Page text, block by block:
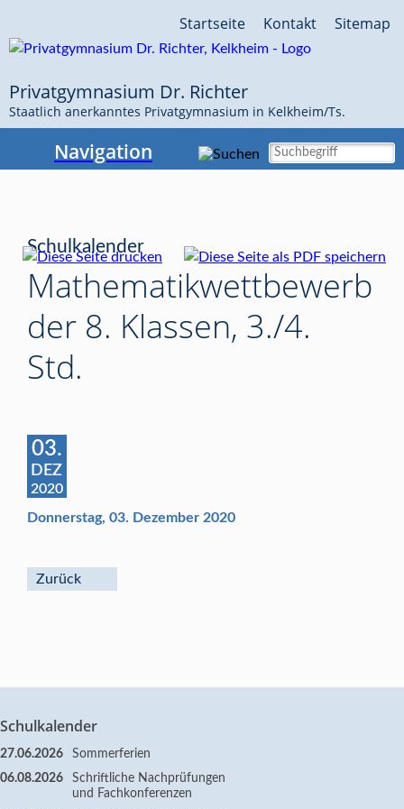
überspringen
Sitemap
Kontakt
Startseite
Privatgymnasium Dr. Richter
Staatlich anerkanntes Privatgymnasium in Kelkheim/Ts.
Navigation
Schulkalender
Mathematikwettbewerb
der 8. Klassen, 3./4.
Std.
03.
DEZ
2020
Donnerstag, 03. Dezember 2020
Zurück
Schulkalender
27.06.2026
Sommerferien
06.08.2026
Schriftliche Nachprüfungen
und Fachkonferenzen